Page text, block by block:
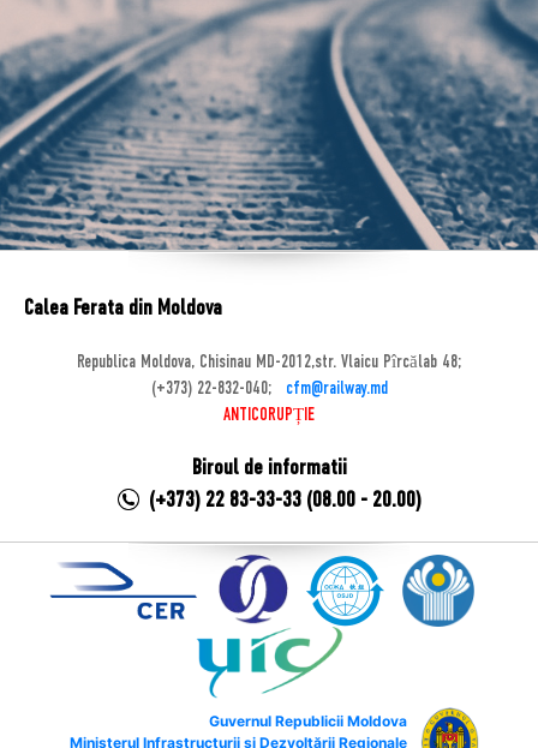
Calea Ferata din Moldova
Republica Moldova, Chisinau MD-2012,str. Vlaicu Pîrcălab 48;
(+373) 22-832-040;
cfm@railway.md
ANTICORUPȚIE
Biroul de informatii
(+373) 22 83-33-33 (08.00 - 20.00)
Guvernul Republicii Moldova
Ministerul Infrastructurii și Dezvoltării Regionale